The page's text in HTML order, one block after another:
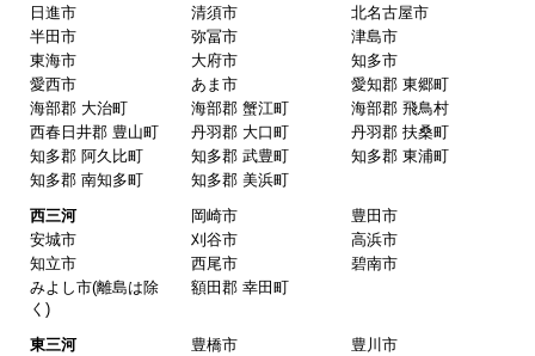
予定の期日までに商品が届きましたか？
商品の梱包は必要十分なものでしたか？
はい
【注文商品】換気扇・レンジフー
日進市
清須市
北名古屋市
半田市
弥冨市
津島市
東海市
大府市
知多市
愛西市
あま市
愛知郡 東郷町
海部郡 大治町
海部郡 蟹江町
海部郡 飛鳥村
西春日井郡 豊山町
丹羽郡 大口町
丹羽郡 扶桑町
知多郡 阿久比町
知多郡 武豊町
知多郡 東浦町
知多郡 南知多町
知多郡 美浜町
西三河
岡崎市
豊田市
安城市
刈谷市
高浜市
知立市
西尾市
碧南市
みよし市(離島は除
く)
額田郡 幸田町
東三河 豊橋市
豊川市